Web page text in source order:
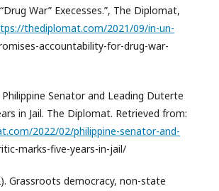
War” Execesses.”, The Diplomat,
thediplomat.com/2021/09/in-un-
accountability-for-drug-war-
Philippine Senator and Leading Duterte
in Jail. The Diplomat. Retrieved from:
2022/02/philippine-senator-and-
marks-five-years-in-jail/
Grassroots democracy, non-state